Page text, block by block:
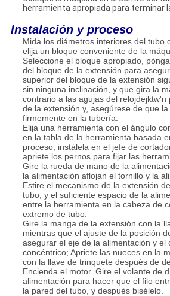
herramienta apropiada para terminar
Instalación y proceso
Mida los diámetros interiores del tubo
elija un bloque conveniente de la
Seleccione el bloque apropiado,
del bloque de la extensión para
superior del bloque de la extensión
sin ninguna inclinación, y que gira la
contrario a las agujas del relojdejktw'n
de la extensión y, asegúrese de que
firmemente en la tubería.
Elija una herramienta con el ángulo
en la tabla de la herramienta basada
proceso, instálela en el jefe de
apriete los pernos para fijar las
Gire la rueda de mano de la
la alimentación aflojan el tornillo y la
Estire el mecanismo de la extensión
tubo, y el suficiente espacio de la
entre la herramienta en la cabeza de
extremo de tubo.
Gire la manga de la extensión con la
mientras que el ajuste de la posición
asegurar el eje de la alimentación y el
concéntrico; Apriete las nueces en la
con la llave de trinquete después de
Encienda el motor. Gire el volante de
alimentación para hacer que el filo
la pared del tubo, y después bisélelo.